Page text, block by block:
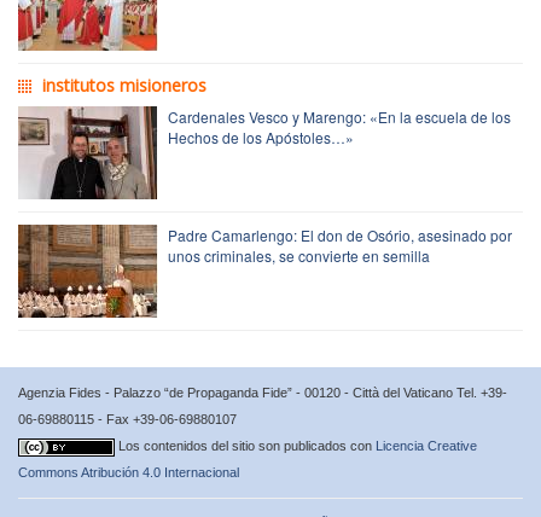
institutos misioneros
Cardenales Vesco y Marengo: «En la escuela de los
Hechos de los Apóstoles…»
Padre Camarlengo: El don de Osório, asesinado por
unos criminales, se convierte en semilla
Agenzia Fides - Palazzo “de Propaganda Fide” - 00120 - Città del Vaticano Tel. +39-
06-69880115 - Fax +39-06-69880107
Los contenidos del sitio son publicados con Licencia Creative
Commons Atribución 4.0 Internacional